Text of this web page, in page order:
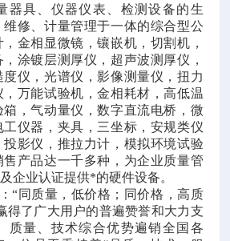
器具、仪器仪表、检测设备的生
修、计量管理于一体的综合型公
金相显微镜，镶嵌机，切割机，
涂镀层测厚仪，超声波测厚仪，
仪，光谱仪，影像测量仪，扭力
万能试验机，金相耗材，高低温
，气动量仪，数字直流电桥，微
仪器，夹具，三坐标，安规类仪
影仪，推拉力计，模拟环境试验
产品达一千多种，为企业质量管
企业认证提供*的硬件设备。
同质量，低价格；同价格，高质
得了广大用户的普遍赞誉和大力支
质量、技术综合优势遍销全国各